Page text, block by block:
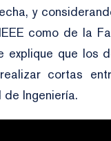
y
como de la
que los
cortas
Ingeniería.